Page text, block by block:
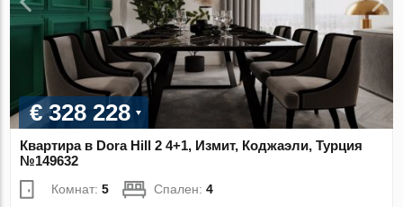
€ 328 228
Квартира в Dora Hill 2 4+1, Измит, Коджаэли, Турция
№149632
Комнат:5 Спален:4